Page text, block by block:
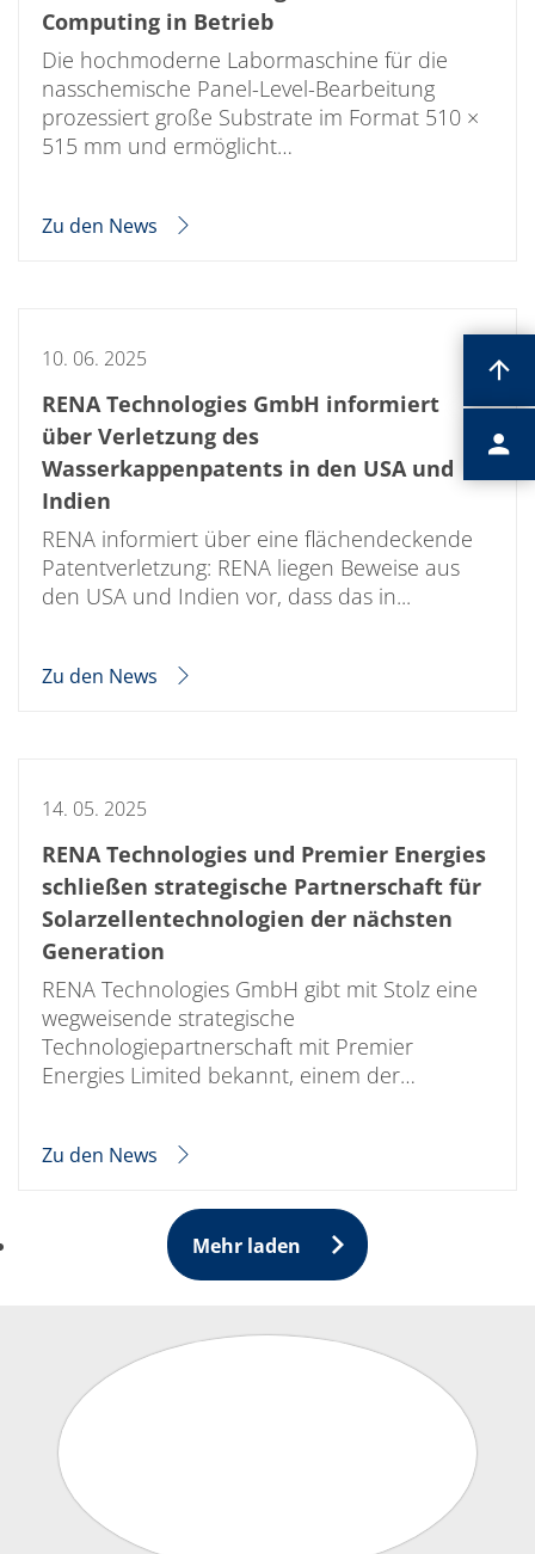
Computing in Betrieb
Die hochmoderne Labormaschine für die
nasschemische Panel-Level-Bearbeitung
prozessiert große Substrate im Format 510 ×
515 mm und ermöglicht…
Zu den News
10. 06. 2025
RENA Technologies GmbH informiert
über Verletzung des
Wasserkappenpatents in den USA und
Indien
RENA informiert über eine flächendeckende
Patentverletzung: RENA liegen Beweise aus
den USA und Indien vor, dass das in...
Zu den News
14. 05. 2025
RENA Technologies und Premier Energies
schließen strategische Partnerschaft für
Solarzellentechnologien der nächsten
Generation
RENA Technologies GmbH gibt mit Stolz eine
wegweisende strategische
Technologiepartnerschaft mit Premier
Energies Limited bekannt, einem der…
Zu den News
Mehr laden